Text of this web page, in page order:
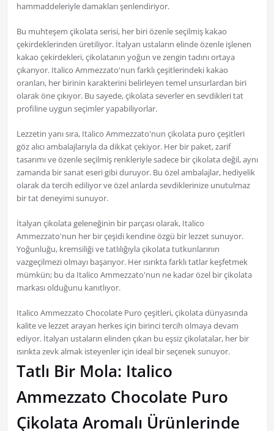
hammaddeleriyle damakları şenlendiriyor.
Bu muhteşem çikolata serisi, her biri özenle seçilmiş kakao
çekirdeklerinden üretiliyor. İtalyan ustaların elinde özenle işlenen
kakao çekirdekleri, çikolatanın yoğun ve zengin tadını ortaya
çıkarıyor. Italico Ammezzato'nun farklı çeşitlerindeki kakao
oranları, her birinin karakterini belirleyen temel unsurlardan biri
olarak öne çıkıyor. Bu sayede, çikolata severler en sevdikleri tat
profiline uygun seçimler yapabiliyorlar.
Lezzetin yanı sıra, Italico Ammezzato'nun çikolata puro çeşitleri
göz alıcı ambalajlarıyla da dikkat çekiyor. Her bir paket, zarif
tasarımı ve özenle seçilmiş renkleriyle sadece bir çikolata değil, aynı
zamanda bir sanat eseri gibi duruyor. Bu özel ambalajlar, hediyelik
olarak da tercih ediliyor ve özel anlarda sevdiklerinize unutulmaz
bir tat deneyimi sunuyor.
İtalyan çikolata geleneğinin bir parçası olarak, Italico
Ammezzato'nun her bir çeşidi kendine özgü bir lezzet sunuyor.
Yoğunluğu, kremsiliği ve tatlılığıyla çikolata tutkunlarının
vazgeçilmezi olmayı başarıyor. Her ısırıkta farklı tatlar keşfetmek
mümkün; bu da Italico Ammezzato'nun ne kadar özel bir çikolata
markası olduğunu kanıtlıyor.
Italico Ammezzato Chocolate Puro çeşitleri, çikolata dünyasında
kalite ve lezzet arayan herkes için birinci tercih olmaya devam
ediyor. İtalyan ustaların elinden çıkan bu eşsiz çikolatalar, her bir
ısırıkta zevk almak isteyenler için ideal bir seçenek sunuyor.
Tatlı Bir Mola: Italico
Ammezzato Chocolate Puro
Çikolata Aromalı Ürünlerinde